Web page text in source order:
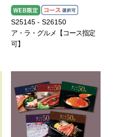
S25145 - S26150
ア・ラ・グルメ【コース指定
可】